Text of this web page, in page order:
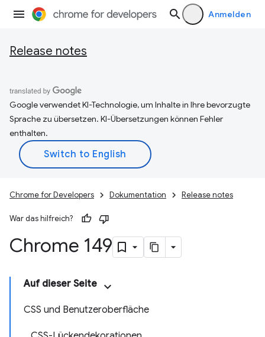
Anmelden
Release notes
Google verwendet KI-Technologie, um Inhalte in Ihre bevorzugte
Sprache zu übersetzen. KI-Übersetzungen können Fehler
enthalten.
Chrome for Developers Dokumentation Release notes
War das hilfreich?
Chrome 149
Auf dieser Seite
CSS und Benutzeroberfläche